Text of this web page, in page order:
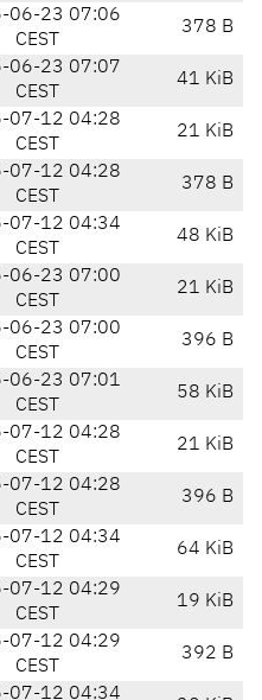
06-23 07:06
CEST
378 B
06-23 07:07
CEST
41 KiB
07-12 04:28
CEST
21 KiB
07-12 04:28
CEST
378 B
07-12 04:34
CEST
48 KiB
06-23 07:00
CEST
21 KiB
06-23 07:00
CEST
396 B
06-23 07:01
CEST
58 KiB
07-12 04:28
CEST
21 KiB
07-12 04:28
CEST
396 B
07-12 04:34
CEST
64 KiB
07-12 04:29
CEST
19 KiB
07-12 04:29
CEST
392 B
07-12 04:34